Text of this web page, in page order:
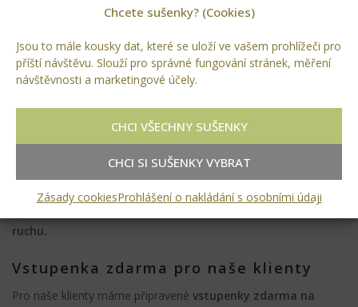
Chcete sušenky? (Cookies)
Jsou to mále kousky dat, které se uloží ve vašem prohlížeči pro
příští návštěvu. Slouží pro správné fungování stránek, měření
návštěvnosti a marketingové účely.
CHCI VŠECHNY SUŠENKY
CHCI SI SUŠENKY VYBRAT
Zásady cookiesProhlášení o nakládání s osobními údaji
Rádi si s vámi popovídáme o vašich plánech, zahradě nebo o
mnoho let.
Přijďte si pro inspiraci
Budeme rádi, když se u nás zastavíte.
Možná odejdete s novým nápadem.
ruchu.
Vstupenka zdarma pro naše klienty
Pro naše klienty máme připravené vstupenky zdarma na